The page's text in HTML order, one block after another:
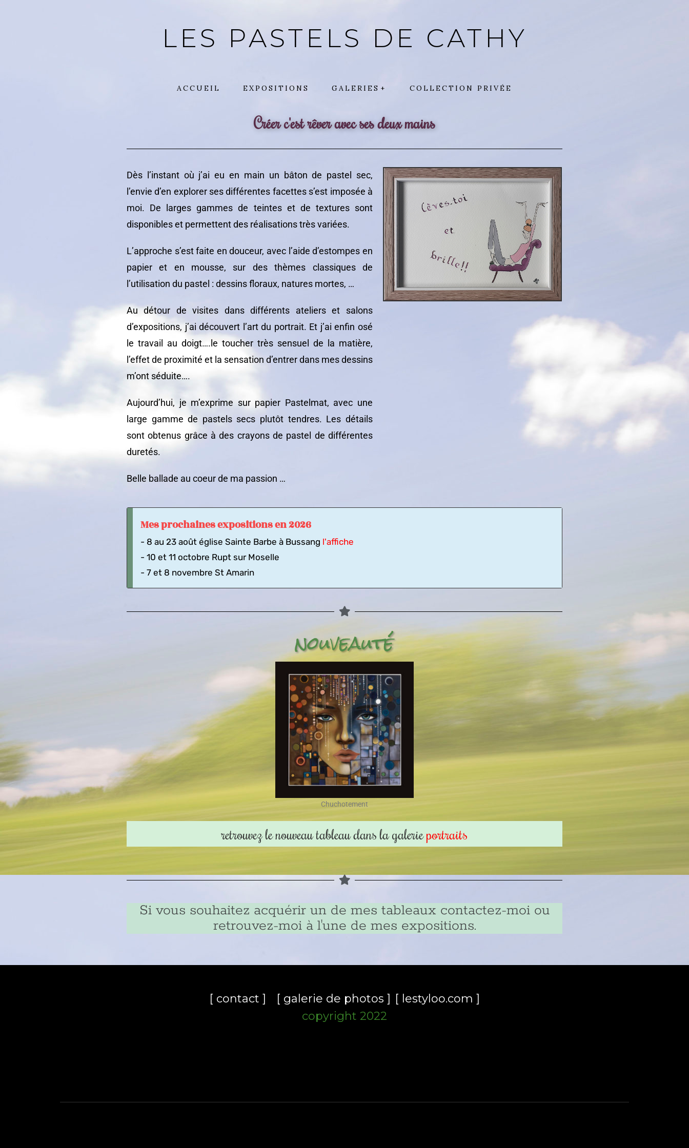
LES PASTELS DE CATHY
ACCUEIL EXPOSITIONS GALERIES COLLECTION PRIVÉE
Créer c'est rêver avec ses deux mains
Dès l’instant où j’ai eu en main un bâton de pastel sec,
l’envie d’en explorer ses différentes facettes s’est imposée à
moi. De larges gammes de teintes et de textures sont
disponibles et permettent des réalisations très variées.
L’approche s’est faite en douceur, avec l’aide d’estompes en
papier et en mousse, sur des thèmes classiques de
l’utilisation du pastel : dessins floraux, natures mortes, …
Au détour de visites dans différents ateliers et salons
d’expositions, j’ai découvert l’art du portrait. Et j’ai enfin osé
le travail au doigt….le toucher très sensuel de la matière,
l’effet de proximité et la sensation d’entrer dans mes dessins
m’ont séduite….
Aujourd’hui, je m’exprime sur papier Pastelmat, avec une
large gamme de pastels secs plutôt tendres. Les détails
sont obtenus grâce à des crayons de pastel de différentes
duretés.
Belle ballade au coeur de ma passion …
Mes prochaines expositions en 2026
- 8 au 23 août église Sainte Barbe à Bussang l'affiche
- 10 et 11 octobre Rupt sur Moselle
- 7 et 8 novembre St Amarin
nouveauté
Chuchotement
retrouvez le nouveau tableau dans la galerieportraits
Si vous souhaitez acquérir un de mes tableaux contactez-moi ou
retrouvez-moi à l'une de mes expositions.
[ contact ] [ galerie de photos ] [ lestyloo.com ]
copyright 2022